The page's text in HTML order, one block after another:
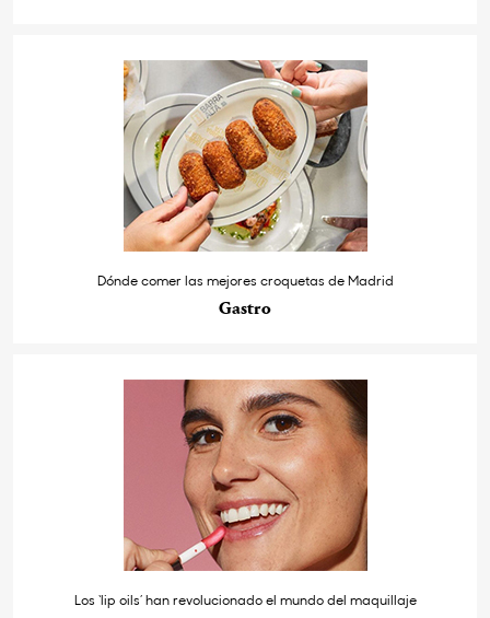
Dónde comer las mejores croquetas de Madrid
Gastro
Los ‘lip oils’ han revolucionado el mundo del maquillaje